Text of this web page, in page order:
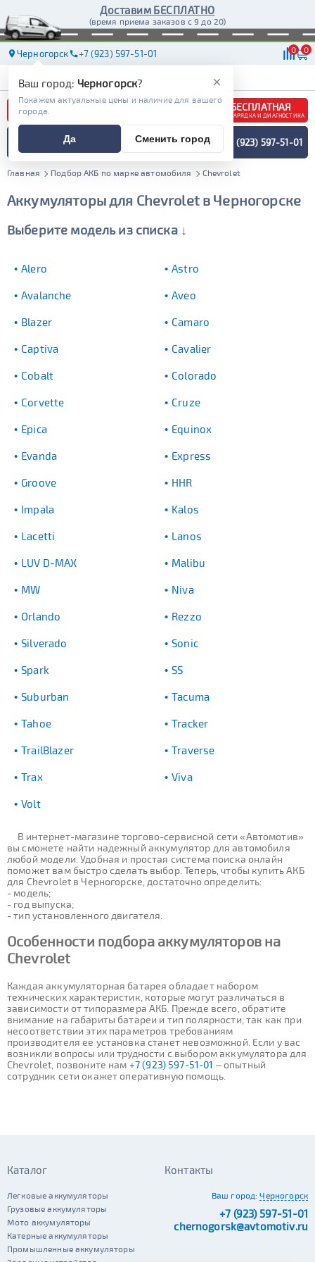
Доставим БЕСПЛАТНО
(время приема заказов с 9 до 20)
Черногорск +7 (923) 597-51-01 0 0
АКБ ДОСТАВКА
БЕСПЛАТНАЯ
ЗАРЯДКА И ДИАГНОСТИКА
ПОДБОР АККУМУЛЯТОРА
СПЕЦИАЛИСТОМ +7 (923) 597-51-01
Главная Подбор АКБ по марке автомобиля Chevrolet
Аккумуляторы для Chevrolet в Черногорске
Выберите модель из списка ↓
Alero Astro
Avalanche Aveo
Blazer Camaro
Captiva Cavalier
Cobalt Colorado
Corvette Cruze
Epica Equinox
Evanda Express
Groove HHR
Impala Kalos
Lacetti Lanos
LUV D-MAX Malibu
MW Niva
Orlando Rezzo
Silverado Sonic
Spark SS
Suburban Tacuma
Tahoe Tracker
TrailBlazer Traverse
Trax Viva
Volt
В интернет-магазине торгово-сервисной сети «Автомотив»
вы сможете найти надежный аккумулятор для автомобиля
любой модели. Удобная и простая система поиска онлайн
поможет вам быстро сделать выбор. Теперь, чтобы купить АКБ
для Chevrolet в Черногорске, достаточно определить:
- модель;
- год выпуска;
- тип установленного двигателя.
Особенности подбора аккумуляторов на
Chevrolet
Каждая аккумуляторная батарея обладает набором
технических характеристик, которые могут различаться в
зависимости от типоразмера АКБ. Прежде всего, обратите
внимание на габариты батареи и тип полярности, так как при
несоответствии этих параметров требованиям
производителя ее установка станет невозможной. Если у вас
возникли вопросы или трудности с выбором аккумулятора для
Chevrolet, позвоните нам +7 (923) 597-51-01 – опытный
сотрудник сети окажет оперативную помощь.
×
Ваш город: Черногорск?
Покажем актуальные цены и наличие для вашего
города.
Да Сменить город
Каталог
Легковые аккумуляторы
Грузовые аккумуляторы
Мото аккумуляторы
Катерные аккумуляторы
Промышленные аккумуляторы
Контакты
Ваш город: Черногорск
+7 (923) 597-51-01
chernogorsk@avtomotiv.ru